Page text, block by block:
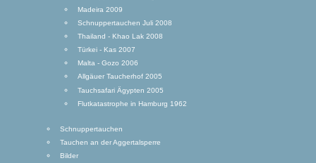
Madeira 2009
Schnuppertauchen Juli 2008
Thailand - Khao Lak 2008
Türkei - Kas 2007
Malta - Gozo 2006
Allgäuer Taucherhof 2005
Tauchsafari Ägypten 2005
Flutkatastrophe in Hamburg 1962
Schnuppertauchen
Tauchen an der Aggertalsperre
Bilder